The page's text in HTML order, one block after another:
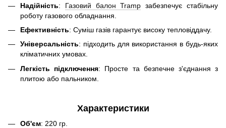
Надійність: Газовий балон Tramp забезпечує стабільну
роботу газового обладнання.
Ефективність: Суміш газів гарантує високу тепловіддачу.
Універсальність: підходить для використання в будь-яких
кліматичних умовах.
Легкість підключення: Просте та безпечне з'єднання з
плитою або пальником.
Характеристики
Об'єм: 220 гр.